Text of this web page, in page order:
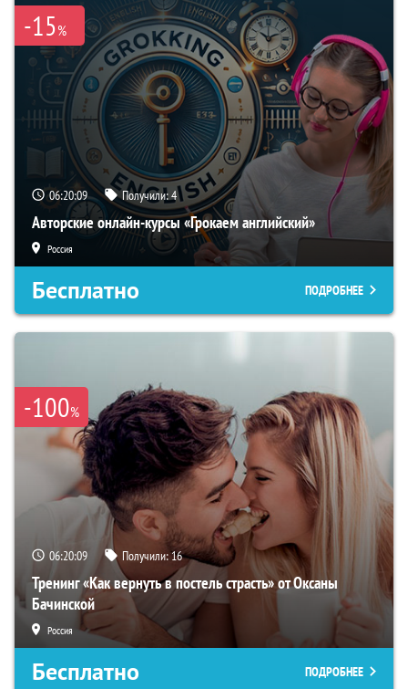
-15%
06:20:08 Получили:4
Авторские онлайн-курсы «Грокаем английский»
Россия
Бесплатно ПОДРОБНЕЕ
-100%
06:20:08 Получили:16
Тренинг «Как вернуть в постель страсть» от Оксаны
Бачинской
Россия
Бесплатно ПОДРОБНЕЕ